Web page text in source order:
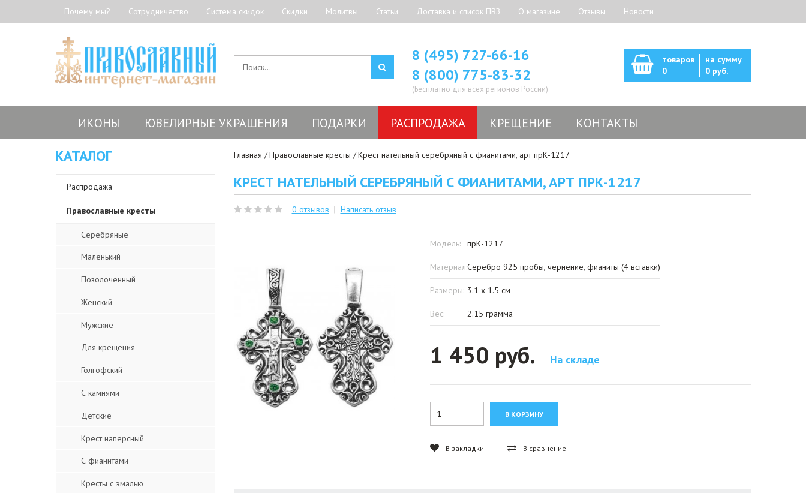
Почему мы? Сотрудничество Система скидок Скидки Молитвы Статьи Доставка и список ПВЗ О магазине Отзывы Новости
8 (495) 727-66-16
8 (800) 775-83-32
(Бесплатно для всех регионов России)
товаров
0
на сумму
0 руб.
ИКОНЫ ЮВЕЛИРНЫЕ УКРАШЕНИЯ ПОДАРКИ РАСПРОДАЖА КРЕЩЕНИЕ КОНТАКТЫ
КАТАЛОГ
Распродажа
Православные кресты
Серебряные
Маленький
Позолоченный
Женский
Мужские
Для крещения
Голгофский
С камнями
Детские
Крест наперсный
С фианитами
Кресты с эмалью
Главная Православные кресты Крест нательный серебряный с фианитами, арт прК-1217
КРЕСТ НАТЕЛЬНЫЙ СЕРЕБРЯНЫЙ С ФИАНИТАМИ, АРТ ПРК-1217
0 отзывов | Написать отзыв
Модель: прК-1217
Материал:Серебро 925 пробы, чернение, фианиты (4 вставки)
Размеры: 3.1 x 1.5 см
Вес: 2.15 грамма
1 450 руб. На складе
В закладки В сравнение